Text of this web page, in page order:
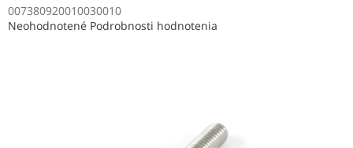
007380920010030010
Priemerné
Neohodnotené Podrobnosti hodnotenia